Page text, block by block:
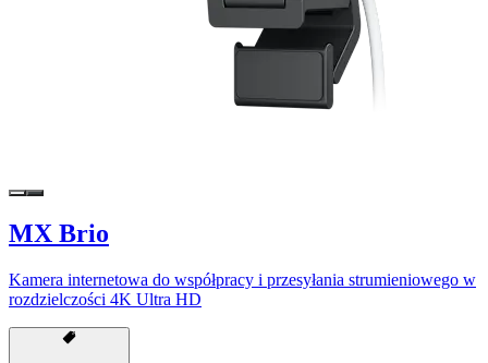
MX Brio
Kamera internetowa do współpracy i przesyłania strumieniowego w
rozdzielczości 4K Ultra HD